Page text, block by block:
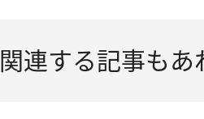
関連する記事もあ